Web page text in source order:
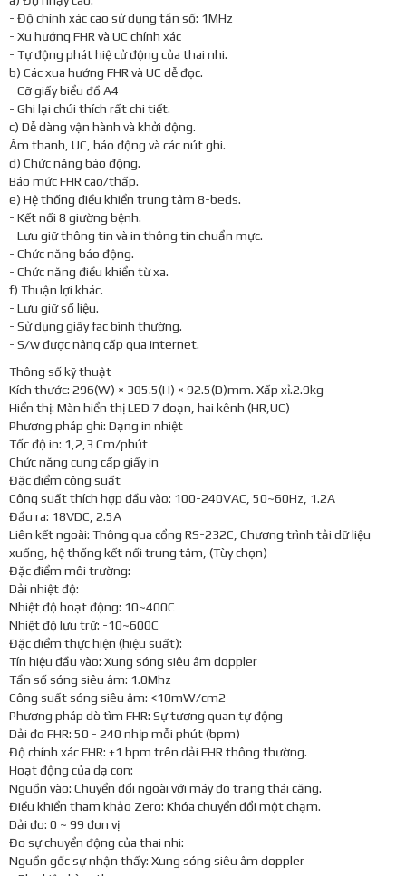
- Độ chính xác cao sử dụng tần số: 1MHz
- Xu hướng FHR và UC chính xác
- Tự động phát hiệ cử động của thai nhi.
b) Các xua hướng FHR và UC dễ đọc.
- Cỡ giấy biểu đồ A4
- Ghi lại chúi thích rất chi tiết.
c) Dễ dàng vận hành và khởi động.
Âm thanh, UC, báo động và các nút ghi.
d) Chức năng báo động.
Báo mức FHR cao/thấp.
e) Hệ thống điều khiển trung tâm 8-beds.
- Kết nối 8 giường bệnh.
- Lưu giữ thông tin và in thông tin chuẩn mực.
- Chức năng báo động.
- Chức năng điều khiển từ xa.
f) Thuận lợi khác.
- Lưu giữ số liệu.
- Sử dụng giấy fac bình thường.
- S/w được nâng cấp qua internet.
Thông số kỹ thuật
Kích thước: 296(W) × 305.5(H) × 92.5(D)mm. Xấp xỉ.2.9kg
Hiển thị: Màn hiển thị LED 7 đoạn, hai kênh (HR,UC)
Phương pháp ghi: Dạng in nhiệt
Tốc độ in: 1,2,3 Cm/phút
Chức năng cung cấp giấy in
Đặc điểm công suất
Công suất thích hợp đầu vào: 100-240VAC, 50~60Hz, 1.2A
Đầu ra: 18VDC, 2.5A
Liên kết ngoài: Thông qua cổng RS-232C, Chương trình tải dữ liệu
xuống, hệ thống kết nối trung tâm, (Tùy chọn)
Đặc điểm môi trường:
Dải nhiệt độ:
Nhiệt độ hoạt động: 10~400C
Nhiệt độ lưu trữ: -10~600C
Đặc điểm thực hiện (hiệu suất):
Tín hiệu đầu vào: Xung sóng siêu âm doppler
Tần số sóng siêu âm: 1.0Mhz
Công suất sóng siêu âm: <10mW/cm2
Phương pháp dò tìm FHR: Sự tương quan tự động
Dải đo FHR: 50 - 240 nhịp mỗi phút (bpm)
Độ chính xác FHR: ±1 bpm trên dải FHR thông thường.
Hoạt động của dạ con:
Nguồn vào: Chuyển đổi ngoài với máy đo trạng thái căng.
Điều khiển tham khảo Zero: Khóa chuyển đổi một chạm.
Dải đo: 0 ~ 99 đơn vị
Đo sự chuyển động của thai nhi:
Nguồn gốc sự nhận thấy: Xung sóng siêu âm doppler